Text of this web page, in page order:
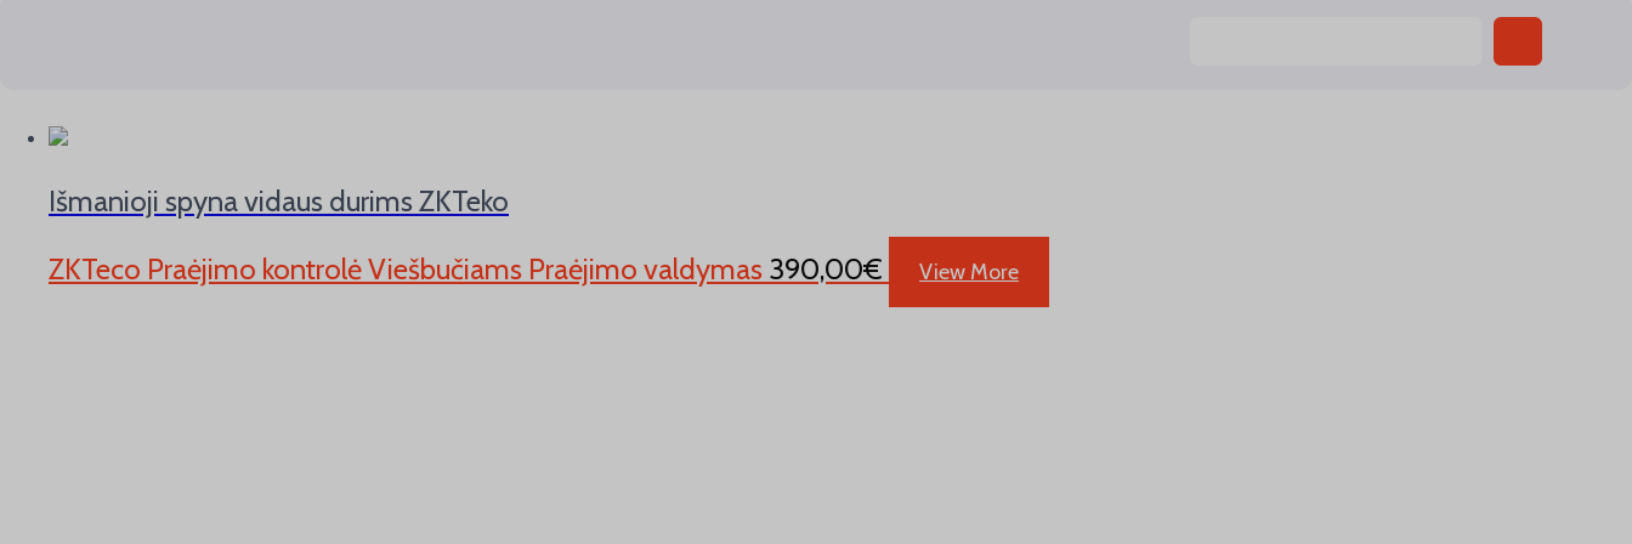
Išmanioji spyna vidaus durims ZKTeko
ZKTeco Praėjimo kontrolė Viešbučiams Praėjimo valdymas 390,00€ View More